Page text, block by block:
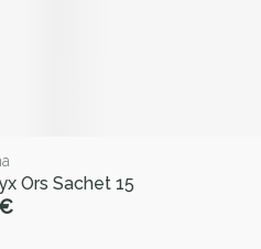
Ors Sachet 15